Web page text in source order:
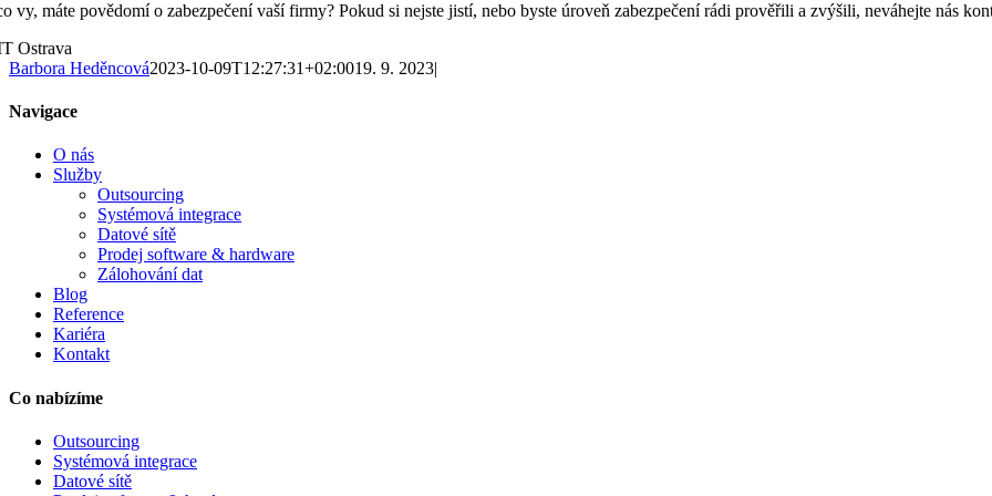
vy, máte povědomí o zabezpečení vaší firmy? Pokud si nejste jistí, nebo byste úroveň zabezpečení rádi prověřili a zvýšili, neváhejte nás
Barbora Heděncová2023-10-09T12:27:31+02:0019. 9. 2023|
Navigace
O nás
Služby
Outsourcing
Systémová integrace
Datové sítě
Prodej software & hardware
Zálohování dat
Blog
Reference
Kariéra
Kontakt
Co nabízíme
Outsourcing
Systémová integrace
Datové sítě